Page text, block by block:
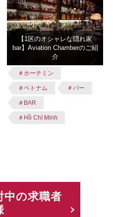
【1区のオシャレな隠れ家
bar】Aviation Chamberのご紹
介
＃ホーチミン
＃ベトナム ＃バー
＃BAR
＃Hồ Chí Minh
中の求職者